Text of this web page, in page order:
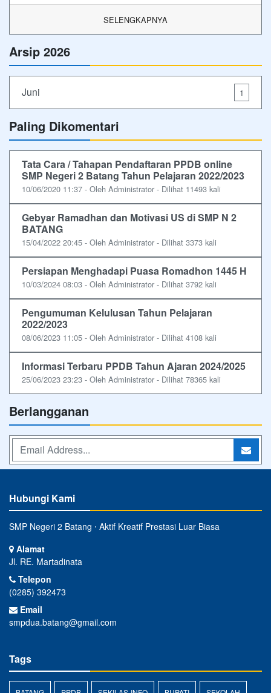
SELENGKAPNYA
Arsip 2026
Juni 1
Paling Dikomentari
Tata Cara / Tahapan Pendaftaran PPDB online
SMP Negeri 2 Batang Tahun Pelajaran 2022/2023
10/06/2020 11:37 - Oleh Administrator - Dilihat 11493 kali
Gebyar Ramadhan dan Motivasi US di SMP N 2
BATANG
15/04/2022 20:45 - Oleh Administrator - Dilihat 3373 kali
Persiapan Menghadapi Puasa Romadhon 1445 H
10/03/2024 08:03 - Oleh Administrator - Dilihat 3792 kali
Pengumuman Kelulusan Tahun Pelajaran
2022/2023
08/06/2023 11:05 - Oleh Administrator - Dilihat 4108 kali
Informasi Terbaru PPDB Tahun Ajaran 2024/2025
25/06/2023 23:23 - Oleh Administrator - Dilihat 78365 kali
Berlangganan
Hubungi Kami
SMP Negeri 2 Batang ⋅ Aktif Kreatif Prestasi Luar Biasa
Alamat
Jl. RE. Martadinata
Telepon
(0285) 392473
Email
smpdua.batang@gmail.com
Tags